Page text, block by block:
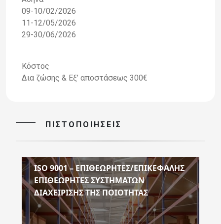
09-10/02/2026
11-12/05/2026
29-30/06/2026
Κόστος
Δια ζώσης & Εξ’ αποστάσεως 300€
ΠΙΣΤΟΠΟΙΉΣΕΙΣ
ISO 9001 – ΕΠΙΘΕΩΡΗΤΕΣ/ΕΠΙΚΕΦΑΛΗΣ
ΕΠΙΘΕΩΡΗΤΕΣ ΣΥΣΤΗΜΑΤΩΝ
ΔΙΑΧΕΙΡΙΣΗΣ ΤΗΣ ΠΟΙΟΤΗΤΑΣ